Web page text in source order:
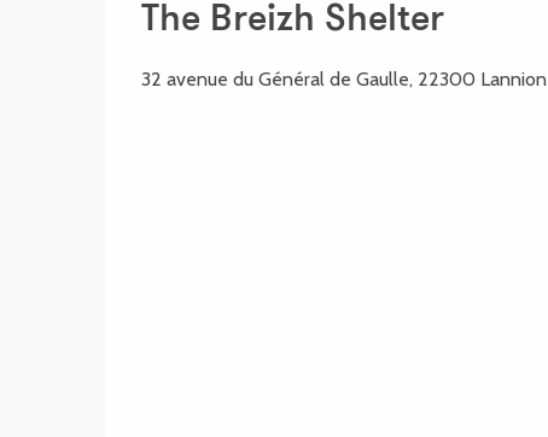
The Breizh Shelter
32 avenue du Général de Gaulle, 22300 Lannion